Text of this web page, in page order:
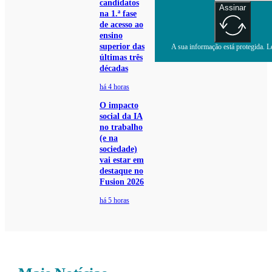
candidatos
na 1.ª fase
de acesso ao
ensino
superior das
últimas três
décadas
há 4 horas
O impacto
social da IA
no trabalho
(e na
sociedade)
vai estar em
destaque no
Fusion 2026
há 5 horas
Assinar
A sua informação está protegida.